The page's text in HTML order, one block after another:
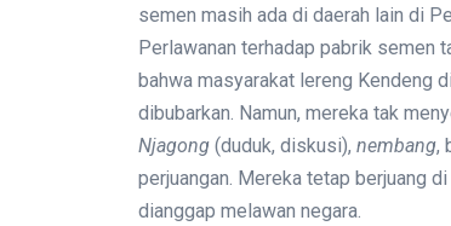
semen masih ada di daerah lain di
Perlawanan terhadap pabrik semen
bahwa masyarakat lereng Kendeng
dibubarkan. Namun, mereka tak
Njagong (duduk, diskusi), nembang,
perjuangan. Mereka tetap berjuang
dianggap melawan negara.